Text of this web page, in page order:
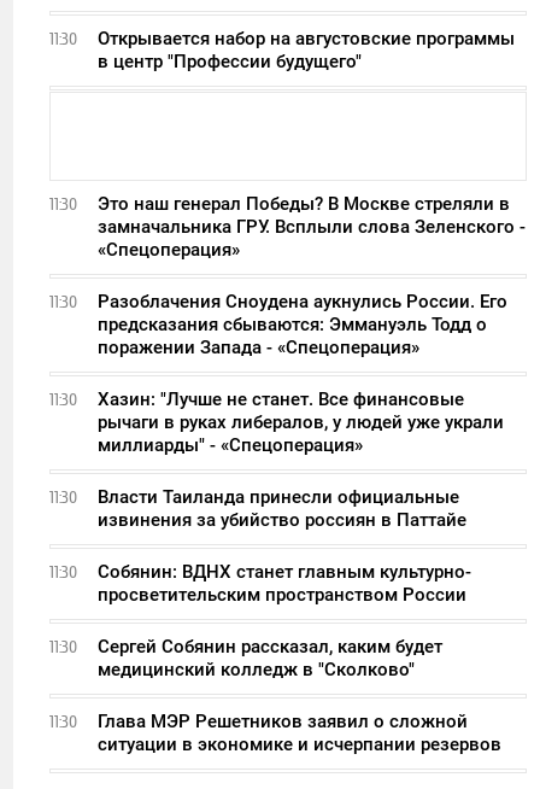
11:30
Открывается набор на августовские программы
в центр "Профессии будущего"
11:30
Это наш генерал Победы? В Москве стреляли в
замначальника ГРУ. Всплыли слова Зеленского -
«Спецоперация»
11:30
Разоблачения Сноудена аукнулись России. Его
предсказания сбываются: Эммануэль Тодд о
поражении Запада - «Спецоперация»
11:30
Хазин: "Лучше не станет. Все финансовые
рычаги в руках либералов, у людей уже украли
миллиарды" - «Спецоперация»
11:30
Власти Таиланда принесли официальные
извинения за убийство россиян в Паттайе
11:30
Собянин: ВДНХ станет главным культурно-
просветительским пространством России
11:30
Сергей Собянин рассказал, каким будет
медицинский колледж в "Сколково"
11:30
Глава МЭР Решетников заявил о сложной
ситуации в экономике и исчерпании резервов